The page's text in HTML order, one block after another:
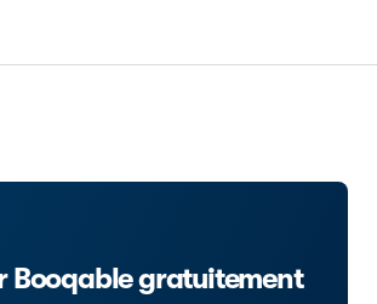
Booqable gratuitement